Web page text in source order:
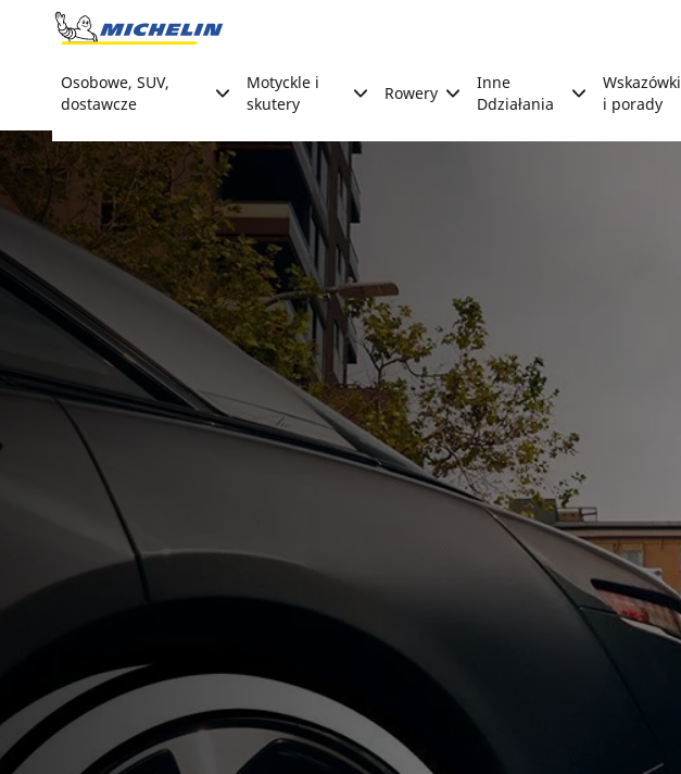
Go to page content
Osobowe, SUV,
dostawcze
Motyckle i
skutery
Rowery
Inne
Ddziałania
Wskazówki
i porady